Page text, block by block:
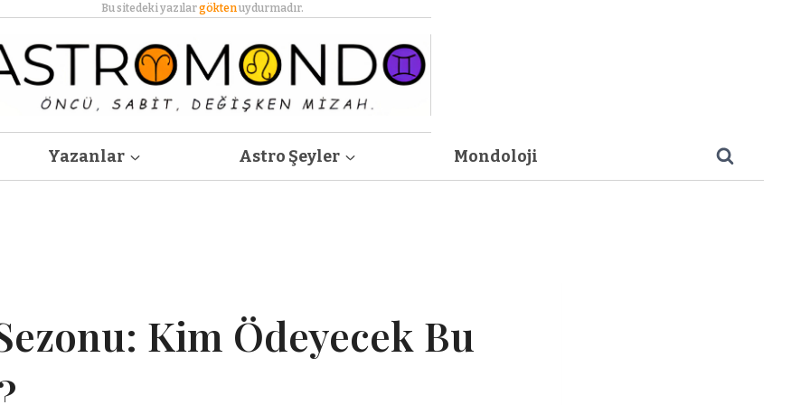
Bu sitedeki yazılargöktenuydurmadır.
Yazanlar Astro Şeyler Mondoloji
Kim Ödeyecek Bu